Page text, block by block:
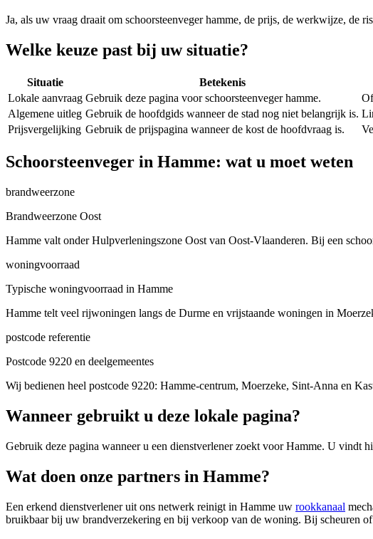
Ja, als uw vraag draait om schoorsteenveger hamme, de prijs, de werkwijze, de
Welke keuze past bij uw situatie?
Situatie Betekenis
Lokale aanvraag Gebruik deze pagina voor schoorsteenveger hamme.
Algemene uitleg Gebruik de hoofdgids wanneer de stad nog niet belangrijk is.
Prijsvergelijking Gebruik de prijspagina wanneer de kost de hoofdvraag is.
Schoorsteenveger in Hamme: wat u moet weten
brandweerzone
Brandweerzone Oost
Hamme valt onder Hulpverleningszone Oost van Oost-Vlaanderen. Bij een
woningvoorraad
Typische woningvoorraad in Hamme
Hamme telt veel rijwoningen langs de Durme en vrijstaande woningen in
postcode referentie
Postcode 9220 en deelgemeentes
Wij bedienen heel postcode 9220: Hamme-centrum, Moerzeke, Sint-Anna en
Wanneer gebruikt u deze lokale pagina?
Gebruik deze pagina wanneer u een dienstverlener zoekt voorHamme. U vindt
Wat doen onze partners in Hamme?
Een erkend dienstverlener uit ons netwerk reinigt in Hamme uw rookkanaal
bruikbaar bij uw brandverzekering en bij verkoop van de woning. Bij scheuren